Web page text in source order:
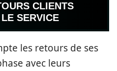
CLIENTS
SERVICE
les retours de ses
avec leurs